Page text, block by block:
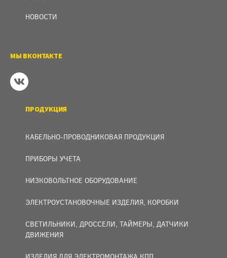
НОВОСТИ
МЫ ВКОНТАКТЕ
ПРОДУКЦИЯ
КАБЕЛЬНО-ПРОВОДНИКОВАЯ ПРОДУКЦИЯ
ПРИБОРЫ УЧЕТА
НИЗКОВОЛЬТНОЕ ОБОРУДОВАНИЕ
ЭЛЕКТРОУСТАНОВОЧНЫЕ ИЗДЕЛИЯ, КОРОБКИ
СВЕТИЛЬНИКИ, ДРОССЕЛИ, ТАЙМЕРЫ, ДАТЧИКИ
ДВИЖЕНИЯ